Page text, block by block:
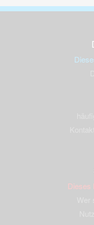
Dieses